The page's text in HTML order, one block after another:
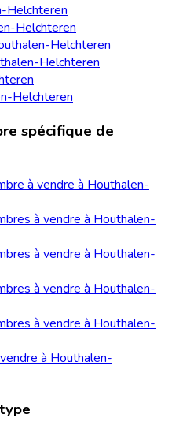
Helchteren
Helchteren
Helchteren
Helchteren
Helchteren
spécifique de
à vendre à Houthalen-
à vendre à Houthalen-
à vendre à Houthalen-
à vendre à Houthalen-
à vendre à Houthalen-
à Houthalen-